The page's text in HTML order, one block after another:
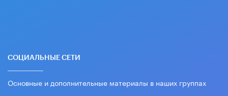
СОЦИАЛЬНЫЕ СЕТИ
Основные и дополнительные материалы в наших группах